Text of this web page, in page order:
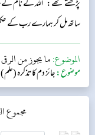
پڑھتے تھے: ”اللہ کے نام
ساتھ مل کر ہمارے رب کے
الموضوع:ما يجوز من
موضوع:جائز دم کا تذکرہ (علم)
مجموع